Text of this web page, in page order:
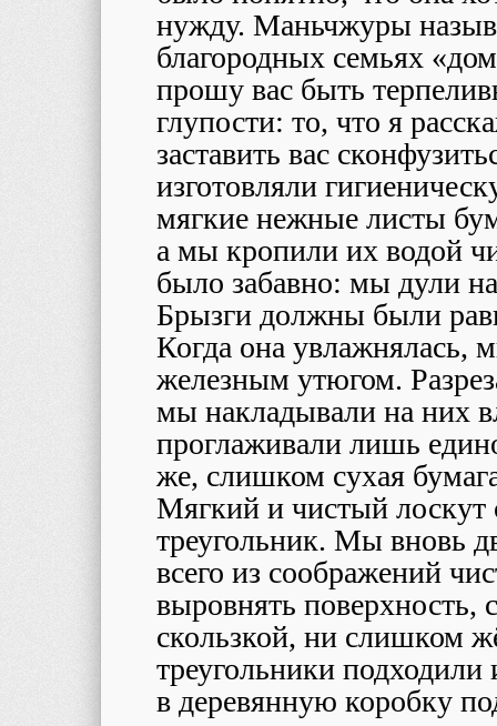
нужду. Маньчжуры
благородных семьях
прошу вас быть
глупости: то, что я
заставить вас
изготовляли
мягкие нежные листы
а мы кропили их водой
было забавно: мы дули
Брызги должны были
Когда она увлажнялась,
железным утюгом.
мы накладывали на них
проглаживали лишь
же, слишком сухая
Мягкий и чистый лоскут
треугольник. Мы вновь
всего из соображений
выровнять поверхность,
скользкой, ни слишком
треугольники
в деревянную коробку